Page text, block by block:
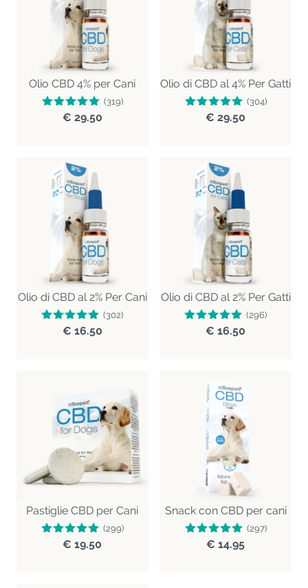
Olio CBD 4% per Cani
(319)
€ 29.50
Olio di CBD al 4% Per Gatti
(304)
€ 29.50
Olio di CBD al 2% Per Cani
(302)
€ 16.50
Olio di CBD al 2% Per Gatti
(296)
€ 16.50
Pastiglie CBD per Cani
(299)
€ 19.50
Snack con CBD per cani
(297)
€ 14.95